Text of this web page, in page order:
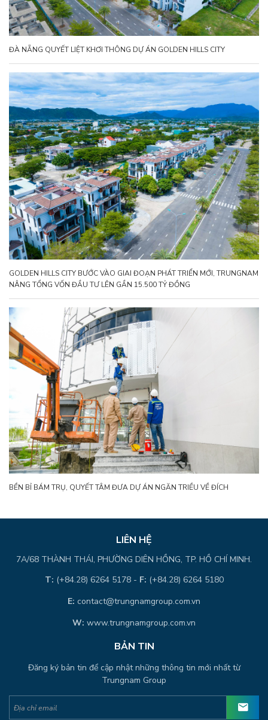
ĐÀ NẴNG QUYẾT LIỆT KHƠI THÔNG DỰ ÁN GOLDEN HILLS CITY
GOLDEN HILLS CITY BƯỚC VÀO GIAI ĐOẠN PHÁT TRIỂN MỚI, TRUNGNAM
NÂNG TỔNG VỐN ĐẦU TƯ LÊN GẦN 15.500 TỶ ĐỒNG
BỀN BỈ BÁM TRỤ, QUYẾT TÂM ĐƯA DỰ ÁN NGĂN TRIỀU VỀ ĐÍCH
LIÊN HỆ
7A/68 THÀNH THÁI, PHƯỜNG DIÊN HỒNG, TP. HỒ CHÍ MINH.
T: (+84.28) 6264 5178 - F: (+84.28) 6264 5180
E: contact@trungnamgroup.com.vn
W: www.trungnamgroup.com.vn
BẢN TIN
Đăng ký bản tin để cập nhật những thông tin mới nhất từ
Trungnam Group